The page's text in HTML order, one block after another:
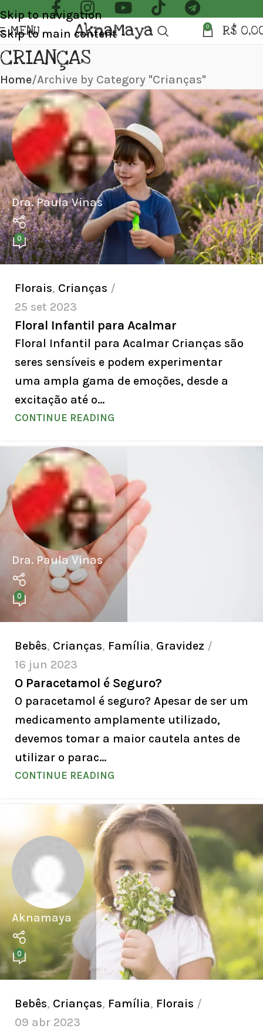
Skip to navigation
Skip to main content
MENU 0 R$
CRIANÇAS
Home Archive by Category "Crianças"
Dra. Paula Vinas
0
Florais, Crianças
25 set 2023
Floral Infantil para Acalmar
Floral Infantil para Acalmar Crianças são
seres sensíveis e podem experimentar
uma ampla gama de emoções, desde a
excitação até o...
CONTINUE READING
Dra. Paula Vinas
0
Bebês, Crianças, Família, Gravidez
16 jun 2023
O Paracetamol é Seguro?
O paracetamol é seguro? Apesar de ser um
medicamento amplamente utilizado,
devemos tomar a maior cautela antes de
utilizar o parac...
CONTINUE READING
Aknamaya
0
Bebês, Crianças, Família, Florais
09 abr 2023